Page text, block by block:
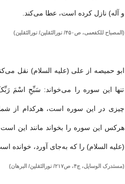
و آله) نازل کرده است، عطا می‌کند.
(المصباح للکفعمی، ص۴۵۰/ نورالثقلین/ نورالثقلین)
ابو حمیصه از علی (علیه السلام) نقل
تنها این سوره را می‌خواند: سَبِّحِ اسْمَ
چیزی در این سوره است، هرکدام از
هرکس این سوره را بخواند مانند این
(علیه السلام) را که به‌جای آورد، خوانده
(مستدرک الوسایل، ج۴، ص۲۱۷/ نورالثقلین/ البرهان)